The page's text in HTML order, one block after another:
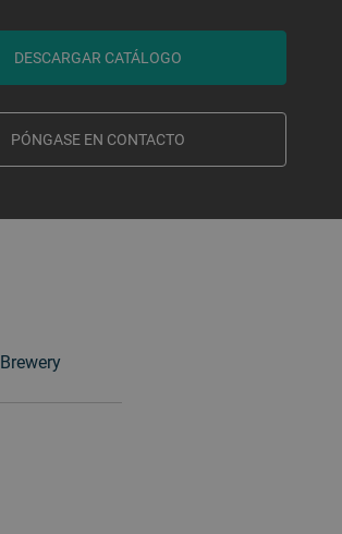
DESCARGAR CATÁLOGO
PÓNGASE EN CONTACTO
Brewery